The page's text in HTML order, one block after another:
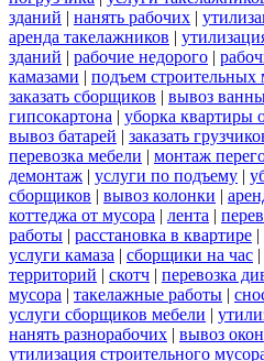
зданий | нанять рабочих |
аренда такелажников |
зданий | рабочие недорого |
камазами | подъем строительных
заказать сборщиков | вывоз
гипсокартона | уборка квартиры
вывоз батарей | заказать
перевозка мебели | монтаж
демонтаж | услуги по подъему |
сборщиков | вывоз колонки |
коттеджа от мусора | лента |
работы | расстановка в квартире |
услуги камаза | сборщики на час |
территорий | скотч | перевозка
мусора | такелажные работы |
услуги сборщиков мебели |
нанять разнорабочих | вывоз окон
утилизация строительного